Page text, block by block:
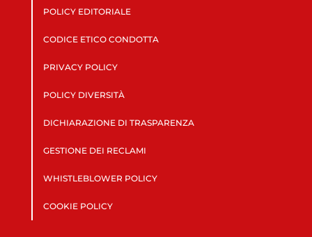
POLICY EDITORIALE
CODICE ETICO CONDOTTA
PRIVACY POLICY
POLICY DIVERSITÀ
DICHIARAZIONE DI TRASPARENZA
GESTIONE DEI RECLAMI
WHISTLEBLOWER POLICY
COOKIE POLICY